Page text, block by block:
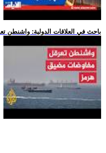
.. باحث في العلاقات الدولية: واشنطن